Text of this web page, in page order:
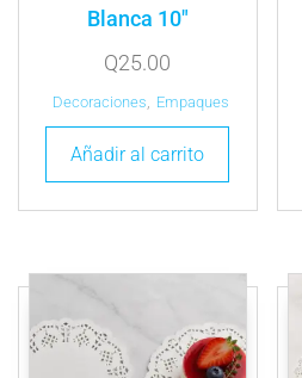
Blanca 10″
Q25.00
Decoraciones, Empaques
Añadir al carrito